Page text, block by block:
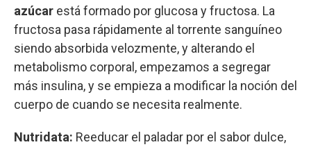
azúcar está formado por glucosa y fructosa. La
fructosa pasa rápidamente al torrente sanguíneo
siendo absorbida velozmente, y alterando el
metabolismo corporal, empezamos a segregar
más insulina, y se empieza a modificar la noción del
cuerpo de cuando se necesita realmente.
Nutridata: Reeducar el paladar por el sabor dulce,